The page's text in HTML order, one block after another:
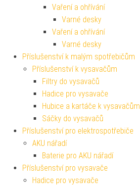
Vaření a ohřívání
Varné desky
Vaření a ohřívání
Varné desky
Příslušenství k malým spotřebičům
Příslušenství k vysavačům
Filtry do vysavačů
Hadice pro vysavače
Hubice a kartáče k vysavačům
Sáčky do vysavačů
Příslušenství pro elektrospotřebiče
AKU nářadí
Baterie pro AKU nářadí
Příslušenství pro vysavače
Hadice pro vysavače